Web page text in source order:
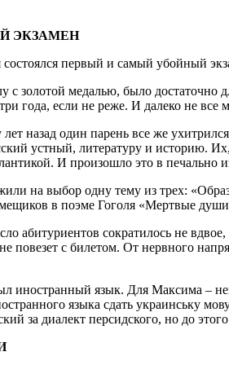
ЭКЗАМЕН
первый и самый убойный
с золотой медалью, было достаточно
года, если не реже. И далеко не все
лет назад один парень все же
устный, литературу и историю.
И произошло это в печально
на выбор одну тему из трех:
в поэме Гоголя «Мертвые
абитуриентов сократилось не
повезет с билетом. От нервного
иностранный язык. Для Максима –
языка сдать украинську
за диалект персидского, но до